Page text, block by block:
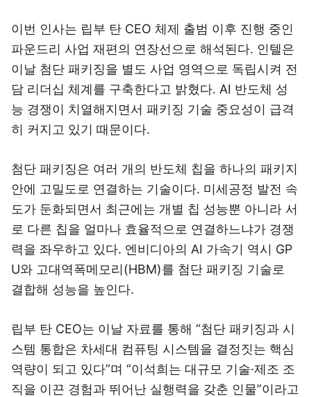
이번 인사는 립부 탄 CEO 체제 출범 이후 진행 중인
파운드리 사업 재편의 연장선으로 해석된다. 인텔은
이날 첨단 패키징을 별도 사업 영역으로 독립시켜 전
담 리더십 체계를 구축한다고 밝혔다. AI 반도체 성
능 경쟁이 치열해지면서 패키징 기술 중요성이 급격
히 커지고 있기 때문이다.
첨단 패키징은 여러 개의 반도체 칩을 하나의 패키지
안에 고밀도로 연결하는 기술이다. 미세공정 발전 속
도가 둔화되면서 최근에는 개별 칩 성능뿐 아니라 서
로 다른 칩을 얼마나 효율적으로 연결하느냐가 경쟁
력을 좌우하고 있다. 엔비디아의 AI 가속기 역시 GP
U와 고대역폭메모리(HBM)를 첨단 패키징 기술로
결합해 성능을 높인다.
립부 탄 CEO는 이날 자료를 통해 “첨단 패키징과 시
스템 통합은 차세대 컴퓨팅 시스템을 결정짓는 핵심
역량이 되고 있다”며 “이석희는 대규모 기술·제조 조
직을 이끈 경험과 뛰어난 실행력을 갖춘 인물”이라고